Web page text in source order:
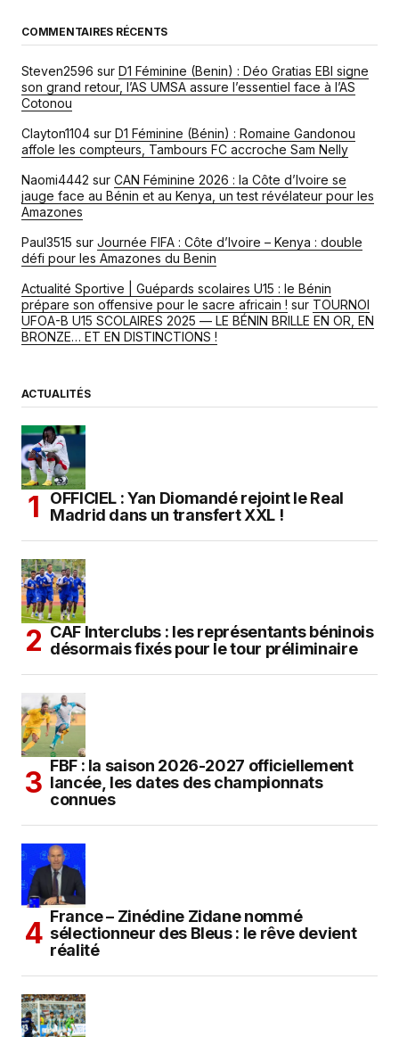
COMMENTAIRES RÉCENTS
Steven2596 sur D1 Féminine (Benin) : Déo Gratias EBI signe
son grand retour, l’AS UMSA assure l’essentiel face à l’AS
Cotonou
Clayton1104 sur D1 Féminine (Bénin) : Romaine Gandonou
affole les compteurs, Tambours FC accroche Sam Nelly
Naomi4442 sur CAN Féminine 2026 : la Côte d’Ivoire se
jauge face au Bénin et au Kenya, un test révélateur pour les
Amazones
Paul3515 sur Journée FIFA : Côte d’Ivoire – Kenya : double
défi pour les Amazones du Benin
Actualité Sportive | Guépards scolaires U15 : le Bénin
prépare son offensive pour le sacre africain ! sur TOURNOI
UFOA-B U15 SCOLAIRES 2025 — LE BÉNIN BRILLE EN OR, EN
BRONZE… ET EN DISTINCTIONS !
ACTUALITÉS
OFFICIEL : Yan Diomandé rejoint le Real
Madrid dans un transfert XXL !
CAF Interclubs : les représentants béninois
désormais fixés pour le tour préliminaire
FBF : la saison 2026-2027 officiellement
lancée, les dates des championnats
connues
France – Zinédine Zidane nommé
sélectionneur des Bleus : le rêve devient
réalité